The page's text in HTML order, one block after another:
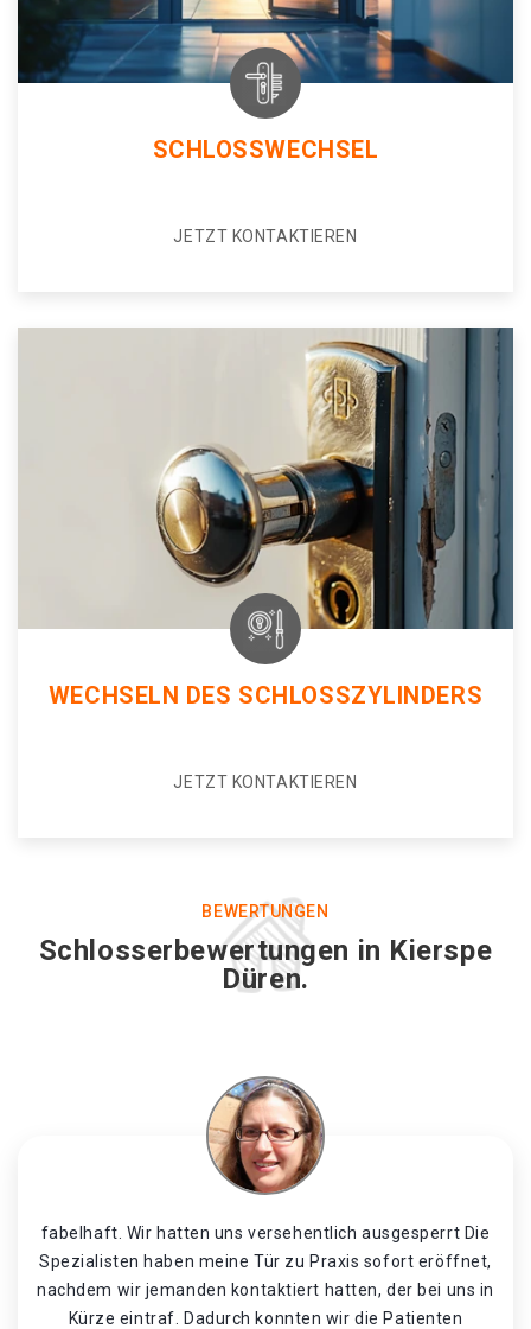
SCHLOSSWECHSEL
JETZT KONTAKTIEREN
WECHSELN DES SCHLOSSZYLINDERS
JETZT KONTAKTIEREN
BEWERTUNGEN
Schlosserbewertungen in Kierspe
Düren.
fabelhaft. Wir hatten uns versehentlich ausgesperrt Die
Spezialisten haben meine Tür zu Praxis sofort eröffnet,
nachdem wir jemanden kontaktiert hatten, der bei uns in
Kürze eintraf. Dadurch konnten wir die Patienten